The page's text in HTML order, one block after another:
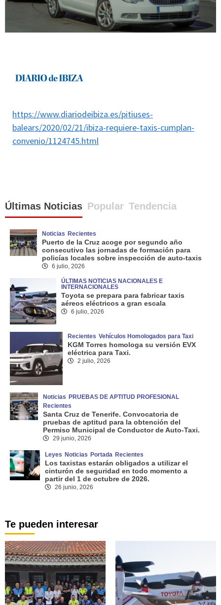
https://www.diariodeibiza.es/pitiuses-
balears/2020/02/21/ibiza-requiere-taxis-cumplan-
convenio/1124745.html
Últimas Noticias Popular Tendencia
Noticias Recientes
Puerto de la Cruz acoge por segundo año
consecutivo las jornadas de formación para
policías locales sobre inspección de auto-taxis
6 julio, 2026
ÚLTIMAS NOTICIAS NACIONALES E
INTERNACIONALES
Toyota se prepara para fabricar taxis
aéreos eléctricos a gran escala
6 julio, 2026
Recientes Vehículos Homologados para Taxi
KGM Torres homologa su versión EVX
eléctrica para Taxi.
2 julio, 2026
Noticias PRUEBAS DE APTITUD PROFESIONAL
Recientes
Santa Cruz de Tenerife. Convocatoria de
pruebas de aptitud para la obtención del
Permiso Municipal de Conductor de Auto-Taxi.
29 junio, 2026
Leyes Noticias Portada Recientes
Los taxistas estarán obligados a utilizar el
cinturón de seguridad en todo momento a
partir del 1 de octubre de 2026.
26 junio, 2026
Te pueden interesar